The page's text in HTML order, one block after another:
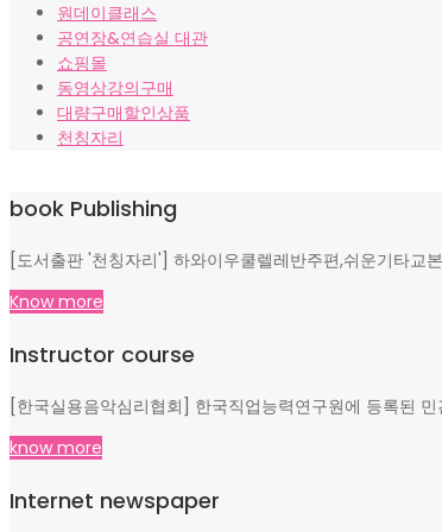
원데이클래스
공연장&연습실 대관
쇼핑몰
동영상강의구매
대량구매할인상품
천칭자리
book Publishing
[도서출판 '천칭자리'] 하와이우쿨렐레반주편,쉬운기타교
Know more
Instructor course
[한국실용음악심리협회] 한국직업능력연구원에 등록된
know more
Internet newspaper